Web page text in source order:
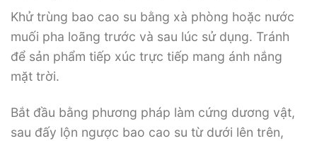
Khử trùng bao cao su bằng xà phòng hoặc nước
muối pha loãng trước và sau lúc sử dụng. Tránh
để sản phẩm tiếp xúc trực tiếp mang ánh nắng
mặt trời.
Bắt đầu bằng phương pháp làm cứng dương vật,
sau đấy lộn ngược bao cao su từ dưới lên trên,